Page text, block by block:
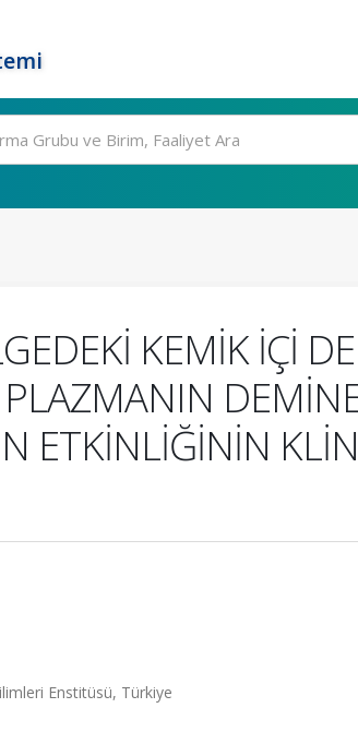
KEMİK İÇİ
ETKİNLİĞİNİN
Enstitüsü, Türkiye